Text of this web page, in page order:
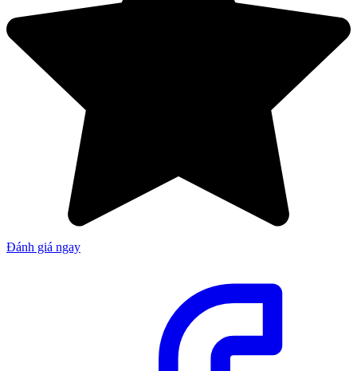
Đánh giá ngay